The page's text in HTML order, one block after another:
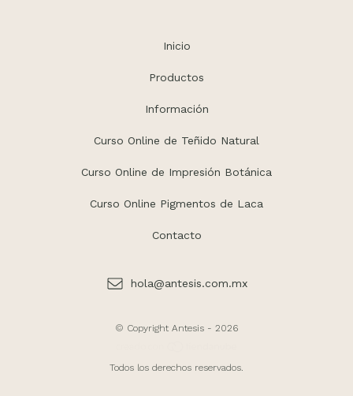
Inicio
Productos
Información
Curso Online de Teñido Natural
Curso Online de Impresión Botánica
Curso Online Pigmentos de Laca
Contacto
hola@antesis.com.mx
© Copyright Antesis - 2026
Todos los derechos reservados.